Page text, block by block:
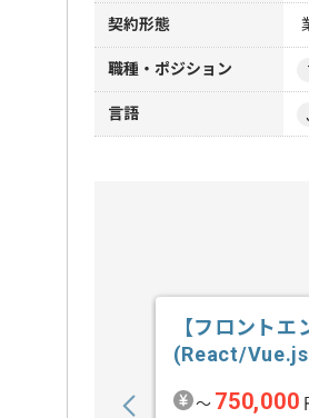
契約形態
職種・ポジション
言語
【フロントエ
(React/
〜 750,000